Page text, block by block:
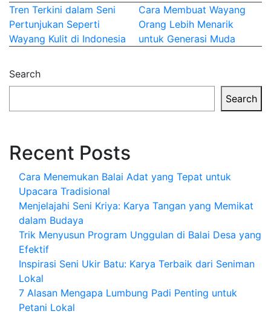
Post
navigation
Tren Terkini dalam Seni
Pertunjukan Seperti
Wayang Kulit di Indonesia
Cara Membuat Wayang
Orang Lebih Menarik
untuk Generasi Muda
Search
Search
Recent Posts
Cara Menemukan Balai Adat yang Tepat untuk
Upacara Tradisional
Menjelajahi Seni Kriya: Karya Tangan yang Memikat
dalam Budaya
Trik Menyusun Program Unggulan di Balai Desa yang
Efektif
Inspirasi Seni Ukir Batu: Karya Terbaik dari Seniman
Lokal
7 Alasan Mengapa Lumbung Padi Penting untuk
Petani Lokal